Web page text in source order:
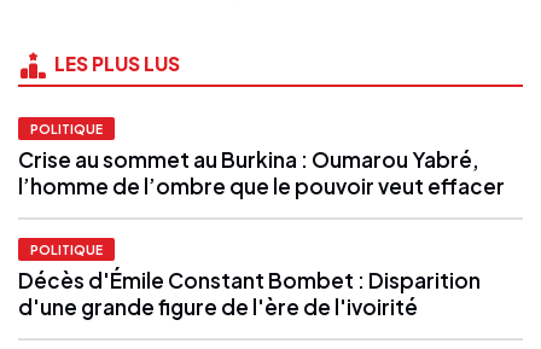
LES PLUS LUS
POLITIQUE
Crise au sommet au Burkina : Oumarou Yabré,
l’homme de l’ombre que le pouvoir veut effacer
POLITIQUE
Décès d'Émile Constant Bombet : Disparition
d'une grande figure de l'ère de l'ivoirité